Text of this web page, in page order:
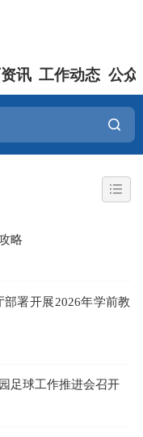
讯 工作动态 公众
略
署开展2026年学前教
足球工作推进会召开